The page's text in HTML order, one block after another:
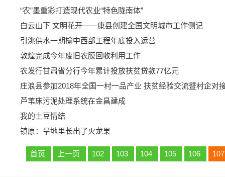
“农”墨重彩打造现代农业“特色陇南体”
白云山下 文明花开——康县创建全国文明城市工作侧记
引洮供水一期榆中西部工程年底投入运营
敦煌完成今年废旧农膜回收利用工作
农发行甘肃省分行今年累计投放扶贫贷款77亿元
庄浪县参加2018年全国一村一品产业 扶贫经验交流暨村企对
芦苇床污泥处理系统在金昌建成
我的土豆情结
镇原：旱地里长出了火龙果
首页 上一页 102 103 104 105 106 107